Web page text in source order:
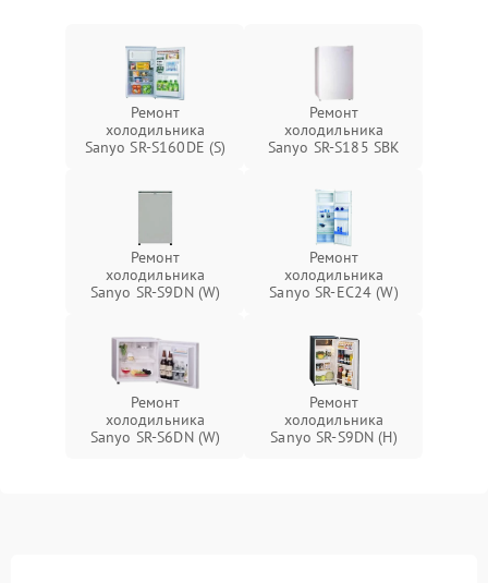
Ремонт
холодильника
Sanyo SR-S160DE (S)
Ремонт
холодильника
Sanyo SR-S185 SBK
Ремонт
холодильника
Sanyo SR-S9DN (W)
Ремонт
холодильника
Sanyo SR-EC24 (W)
Ремонт
холодильника
Sanyo SR-S6DN (W)
Ремонт
холодильника
Sanyo SR-S9DN (H)